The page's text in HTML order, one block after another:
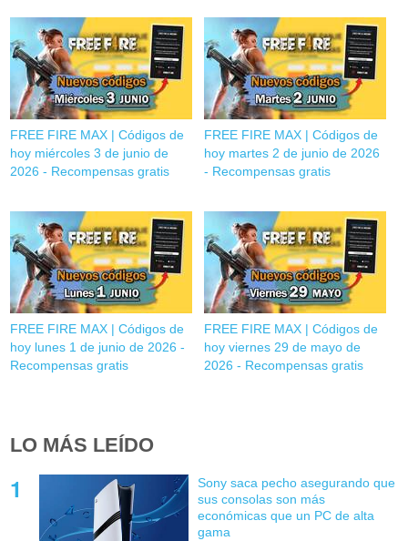
FREE FIRE MAX | Códigos de
hoy miércoles 3 de junio de
2026 - Recompensas gratis
FREE FIRE MAX | Códigos de
hoy martes 2 de junio de 2026
- Recompensas gratis
FREE FIRE MAX | Códigos de
hoy lunes 1 de junio de 2026 -
Recompensas gratis
FREE FIRE MAX | Códigos de
hoy viernes 29 de mayo de
2026 - Recompensas gratis
LO MÁS LEÍDO
Sony saca pecho asegurando que
sus consolas son más
económicas que un PC de alta
gama